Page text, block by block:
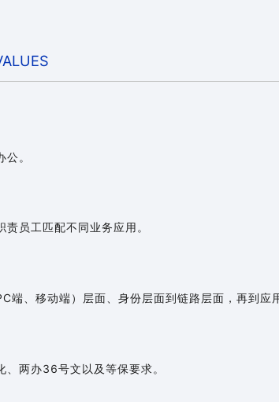
。
员工匹配不同业务应用。
端、移动端）层面、身份层面到链路层面，再到应
两办36号文以及等保要求。